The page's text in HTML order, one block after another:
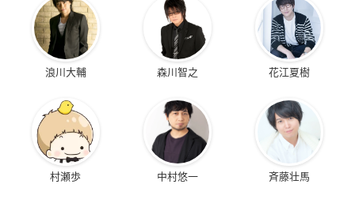
浪川大輔 森川智之 花江夏樹
村瀬歩 中村悠一 斉藤壮馬